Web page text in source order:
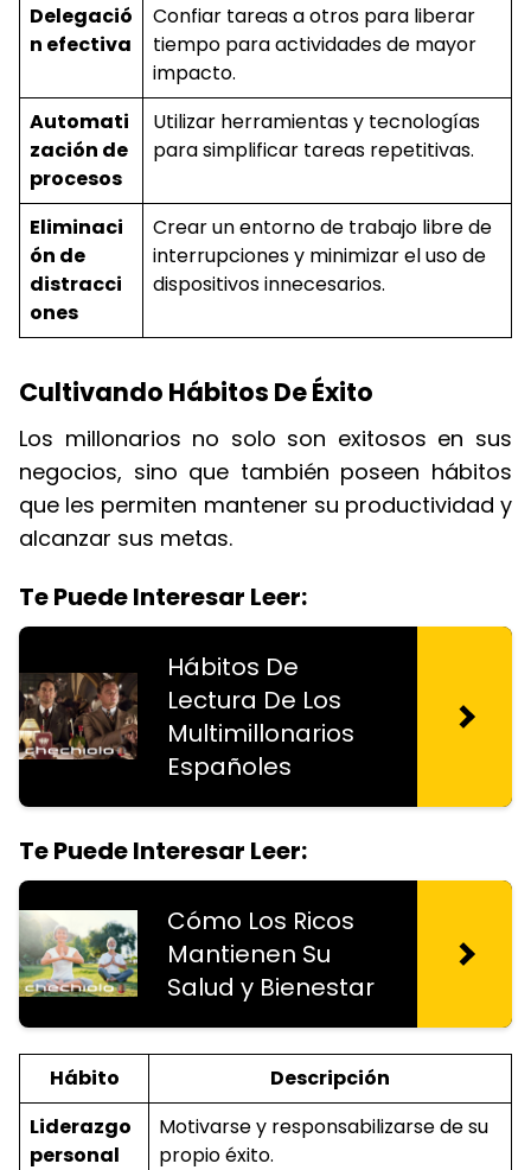
Delegació
n efectiva
Confiar tareas a otros para liberar
tiempo para actividades de mayor
impacto.
Automati
zación de
procesos
Utilizar herramientas y tecnologías
para simplificar tareas repetitivas.
Eliminaci
ón de
distracci
ones
Crear un entorno de trabajo libre de
interrupciones y minimizar el uso de
dispositivos innecesarios.
Cultivando Hábitos De Éxito
Los millonarios no solo son exitosos en sus
negocios, sino que también poseen hábitos
que les permiten mantener su productividad y
alcanzar sus metas.
Te Puede Interesar Leer:
Hábitos De
Lectura De Los
Multimillonarios
Españoles
Te Puede Interesar Leer:
Cómo Los Ricos
Mantienen Su
Salud y Bienestar
Hábito
Descripción
Liderazgo
personal
Motivarse y responsabilizarse de su
propio éxito.